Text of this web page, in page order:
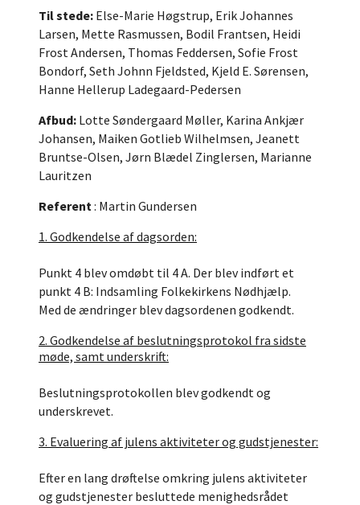
Til stede: Else-Marie Høgstrup, Erik Johannes
Larsen, Mette Rasmussen, Bodil Frantsen, Heidi
Frost Andersen, Thomas Feddersen, Sofie Frost
Bondorf, Seth Johnn Fjeldsted, Kjeld E. Sørensen,
Hanne Hellerup Ladegaard-Pedersen
Afbud: Lotte Søndergaard Møller, Karina Ankjær
Johansen, Maiken Gotlieb Wilhelmsen, Jeanett
Bruntse-Olsen, Jørn Blædel Zinglersen, Marianne
Lauritzen
Referent: Martin Gundersen
1. Godkendelse af dagsorden:
Punkt 4 blev omdøbt til 4 A. Der blev indført et
punkt 4 B: Indsamling Folkekirkens Nødhjælp.
Med de ændringer blev dagsordenen godkendt.
2. Godkendelse af beslutningsprotokol fra sidste
møde, samt underskrift:
Beslutningsprotokollen blev godkendt og
underskrevet.
3. Evaluering af julens aktiviteter og gudstjenester:
Efter en lang drøftelse omkring julens aktiviteter
og gudstjenester besluttede menighedsrådet